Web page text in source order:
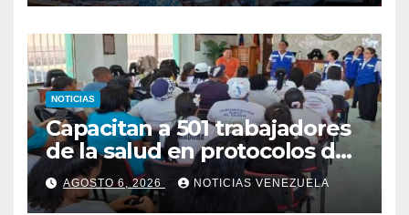
NOTICIAS
Capacitan a 501 trabajadores
de la salud en protocolos de
vacunación para
campamentos
AGOSTO 6, 2026 NOTICIAS VENEZUELA